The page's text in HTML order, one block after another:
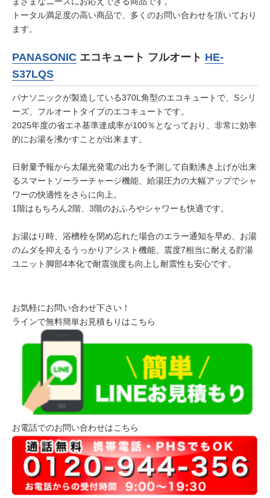
トータル満足度の高い商品で、多くのお問い合わせを頂いており
ます。
PANASONIC エコキュート フルオート HE-
S37LQS
パナソニックが製造している370L角型のエコキュートで、Sシリ
ーズ、フルオートタイプのエコキュートです。
2025年度の省エネ基準達成率が100％となっており、非常に効率
的にお湯を沸かすことが出来ます。
日射量予報から太陽光発電の出力を予測して自動沸き上げが出来
るスマートソーラーチャージ機能、給湯圧力の大幅アップでシャ
ワーの快適性をさらに向上。
1階はもちろん2階、3階のおふろやシャワーも快適です。
お湯はり時、浴槽栓を閉め忘れた場合のエラー通知を早め、お湯
のムダを抑えるうっかりアシスト機能、震度7相当に耐える貯湯
ユニット脚部4本化で耐震強度も向上し耐震性も安心です。
お気軽にお問い合わせ下さい！
ラインで無料簡単お見積もりはこちら
お電話でのお問い合わせはこちら